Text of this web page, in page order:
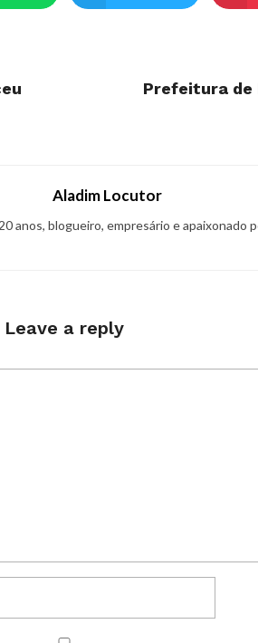
Prefeitura de
Aladim Locutor
anos, blogueiro, empresário e apaixonado
Leave a reply